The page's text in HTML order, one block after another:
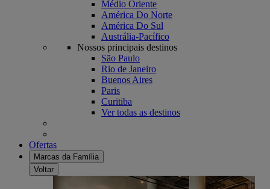
Médio Oriente
América Do Norte
América Do Sul
Austrália-Pacífico
Nossos principais destinos
São Paulo
Rio de Janeiro
Buenos Aires
Paris
Curitiba
Ver todas as destinos
Ofertas
Marcas da Família
Voltar